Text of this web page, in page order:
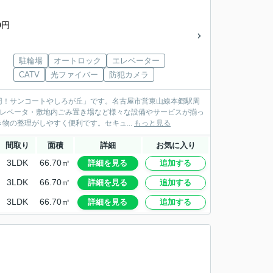
駐輪場 オートロック
エレベーター
CATV
光ファイバー 防犯カメラ
サンコートやしろが丘」です。名古屋市営東山線本郷駅周
ータ・敷地内ごみ置き場など様々な設備やサービスが揃っ
の整理がしやすく便利です。セキュ... もっと見る
間取り 面積 詳細 お気に入り
3LDK 66.70㎡ 詳細を見る 追加する
3LDK 66.70㎡ 詳細を見る 追加する
3LDK 66.70㎡ 詳細を見る 追加する